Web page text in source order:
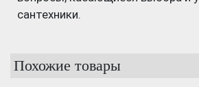
сантехники.
Похожие товары